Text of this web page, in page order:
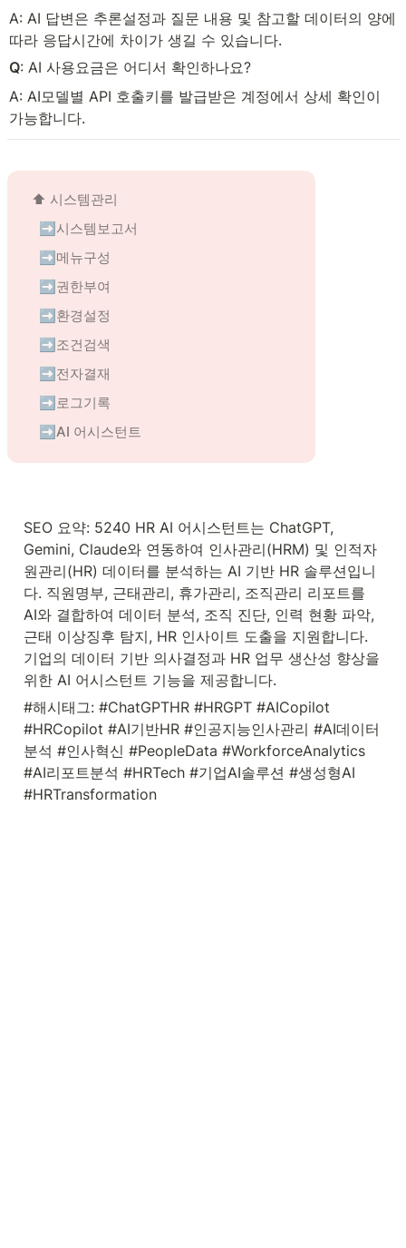
A: AI 답변은 추론설정과 질문 내용 및 참고할 데이터의 양에
따라 응답시간에 차이가 생길 수 있습니다.
Q: AI 사용요금은 어디서 확인하나요?
A: AI모델별 API 호출키를 발급받은 계정에서 상세 확인이
가능합니다.
⬆️ 시스템관리
➡️시스템보고서
➡️메뉴구성
➡️권한부여
➡️환경설정
➡️조건검색
➡️전자결재
➡️로그기록
➡️AI 어시스턴트
SEO 요약: 5240 HR AI 어시스턴트는 ChatGPT,
Gemini, Claude와 연동하여 인사관리(HRM) 및 인적자
원관리(HR) 데이터를 분석하는 AI 기반 HR 솔루션입니
다. 직원명부, 근태관리, 휴가관리, 조직관리 리포트를
AI와 결합하여 데이터 분석, 조직 진단, 인력 현황 파악,
근태 이상징후 탐지, HR 인사이트 도출을 지원합니다.
기업의 데이터 기반 의사결정과 HR 업무 생산성 향상을
위한 AI 어시스턴트 기능을 제공합니다.
#해시태그: #ChatGPTHR #HRGPT #AICopilot
#HRCopilot #AI기반HR #인공지능인사관리 #AI데이터
분석 #인사혁신 #PeopleData #WorkforceAnalytics
#AI리포트분석 #HRTech #기업AI솔루션 #생성형AI
#HRTransformation